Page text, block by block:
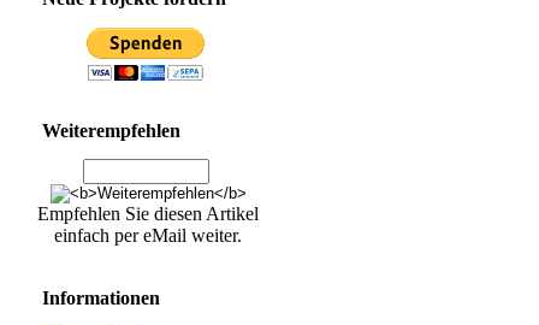
Weiterempfehlen
Empfehlen Sie diesen Artikel
einfach per eMail weiter.
Informationen